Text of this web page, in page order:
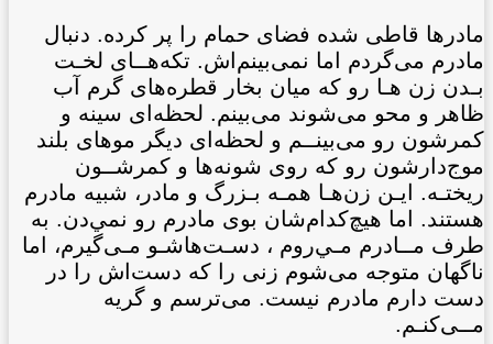
مادرها قاطی شده فضای حمام را پر کرده. دنبال
مادرم می‌گردم اما نمی‌بينم‌اش. تکه‌هــای لخـت
بـدن زن هـا رو که ميان بخار قطره‌های گرم آب
ظاهر و محو می‌شوند می‌بينم. لحظه‌ای سينه و
کمرشون رو می‌بينــم و لحظه‌ای ديگر موهای بلند
موج‌دارشون رو که روی شونه‌ها و کمرشــون
ريختـه. ايـن زن‌هـا همـه بـزرگ و مادر، شبيه مادرم
هستند. اما هيچ‌كدام‌شان بوی مادرم رو نمي‌دن. به
طرف مــادرم مـي‌روم ، دسـت‌هاشـو مـی‌گيرم، اما
ناگهان متوجه می‌شوم زنی را که دست‌اش را در
دست دارم مادرم نيست. می‌ترسم و گريه
مــی‌کنـم.